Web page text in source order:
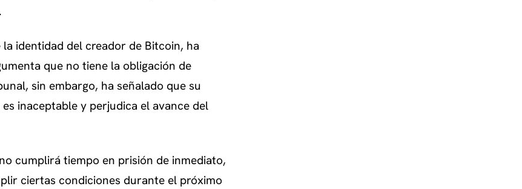
identidad del creador de Bitcoin, ha
que no tiene la obligación de
sin embargo, ha señalado que su
inaceptable y perjudica el avance del
cumplirá tiempo en prisión de inmediato,
ciertas condiciones durante el próximo